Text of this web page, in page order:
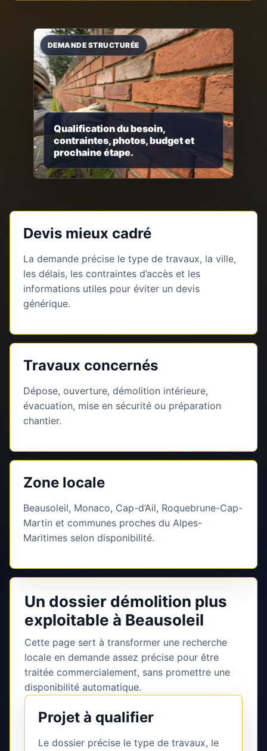
Qualification du besoin,
contraintes, photos, budget et
prochaine étape.
Devis mieux cadré
La demande précise le type de travaux, la ville,
les délais, les contraintes d’accès et les
informations utiles pour éviter un devis
générique.
Travaux concernés
Dépose, ouverture, démolition intérieure,
évacuation, mise en sécurité ou préparation
chantier.
Zone locale
Beausoleil, Monaco, Cap-d’Ail, Roquebrune-Cap-
Martin et communes proches du Alpes-
Maritimes selon disponibilité.
Un dossier démolition plus
exploitable à Beausoleil
Cette page sert à transformer une recherche
locale en demande assez précise pour être
traitée commercialement, sans promettre une
disponibilité automatique.
Projet à qualifier
Le dossier précise le type de travaux, le